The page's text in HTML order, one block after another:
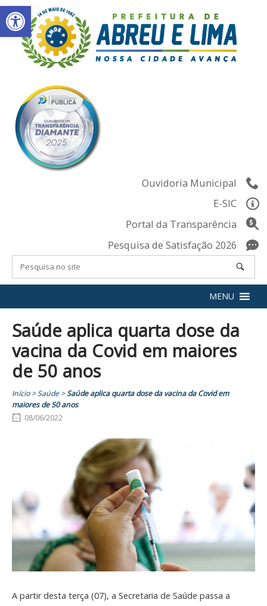
Abrir a barra de ferramentas
Skip
to
content
Ouvidoria Municipal
E-SIC
Portal da Transparência
Pesquisa de Satisfação 2026
MENU
Saúde aplica quarta dose da
vacina da Covid em maiores
de 50 anos
Início>Saúde>Saúde aplica quarta dose da vacina da Covid em
maiores de 50 anos
08/06/2022
A partir desta terça (07), a Secretaria de Saúde passa a